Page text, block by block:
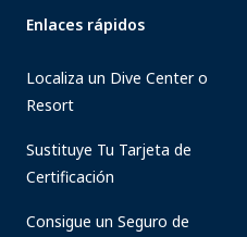
Enlaces rápidos
Localiza un Dive Center o
Resort
Sustituye Tu Tarjeta de
Certificación
Consigue un Seguro de